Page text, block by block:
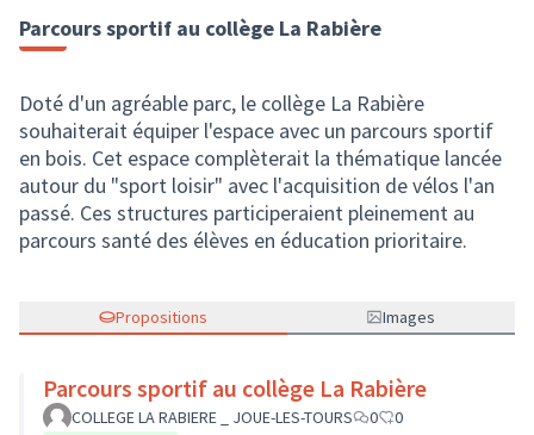
Parcours sportif au collège La Rabière
Doté d'un agréable parc, le collège La Rabière
souhaiterait équiper l'espace avec un parcours sportif
en bois. Cet espace complèterait la thématique lancée
autour du "sport loisir" avec l'acquisition de vélos l'an
passé. Ces structures participeraient pleinement au
parcours santé des élèves en éducation prioritaire.
Propositions Images
Parcours sportif au collège La Rabière
COLLEGE LA RABIERE _ JOUE-LES-TOURS 0
0